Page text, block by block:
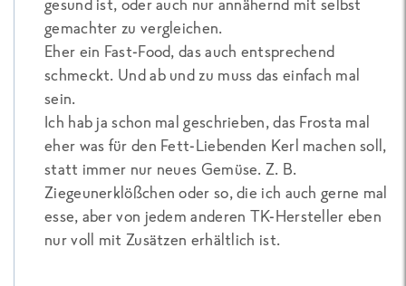
gemachter zu vergleichen.
Eher ein Fast-Food, das auch entsprechend
schmeckt. Und ab und zu muss das einfach mal
sein.
Ich hab ja schon mal geschrieben, das Frosta mal
eher was für den Fett-Liebenden Kerl machen soll,
statt immer nur neues Gemüse. Z. B.
Ziegeunerklößchen oder so, die ich auch gerne mal
esse, aber von jedem anderen TK-Hersteller eben
nur voll mit Zusätzen erhältlich ist.